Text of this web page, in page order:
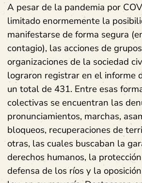
A pesar de la pandemia por
limitado enormemente la
manifestarse de forma segura
contagio), las acciones de
organizaciones de la sociedad
lograron registrar en el informe
un total de 431. Entre esas
colectivas se encuentran las
pronunciamientos, marchas,
bloqueos, recuperaciones de
otras, las cuales buscaban la
derechos humanos, la
defensa de los ríos y la